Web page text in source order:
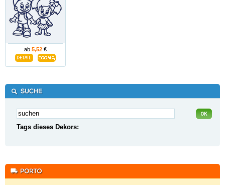
ab 5,52 €
Tags dieses Dekors: